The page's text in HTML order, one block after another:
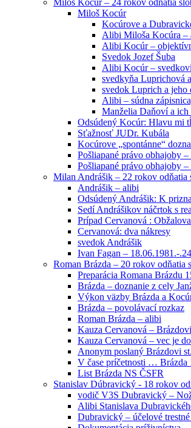
Miloš Kocúr
Kocúrove a
Alibi Miloša Kocúra –
Alibi Kocúr –
Svedok Jozef Šuba
Alibi Kocúr –
svedkyňa Luprichová
svedok Luprich a jeho
Alibi – súdna
Manželia Daňoví a ich
Odsúdený Kocúr: Hlavu mi
Sťažnosť JUDr. Kubála
Kocúrove „spontánne“
Pošliapané právo obhajoby
Pošliapané právo obhajoby
Milan Andrášik – 22 rokov odňatia
Andrášik – alibi
Odsúdený Andrášik: K
Sedí Andrášikov náčrtok s
Prípad Cervanová :
Cervanová: dva nákresy
svedok Andrášik
Ivan Fagan – 18.06.1981.-
Roman Brázda – 20 rokov odňatia
Preparácia Romana Brázdu
Brázda – doznanie z cely
Výkon väzby Brázda a
Brázda – povolávací rozkaz
Roman Brázda – alibi
Kauza Cervanová –
Kauza Cervanová – vec je
Anonym poslaný Brázdovi st.
V čase príčetnosti … Brázda
List Brázda NS ČSFR
Stanislav Dúbravický - 18 rokov
vodič V3S Dubravický –
Alibi Stanislava
Dubravický – účelové